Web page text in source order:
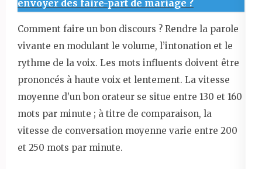
envoyer des faire-part de mariage ?
Comment faire un bon discours ? Rendre la parole
vivante en modulant le volume, l’intonation et le
rythme de la voix. Les mots influents doivent être
prononcés à haute voix et lentement. La vitesse
moyenne d’un bon orateur se situe entre 130 et 160
mots par minute ; à titre de comparaison, la
vitesse de conversation moyenne varie entre 200
et 250 mots par minute.